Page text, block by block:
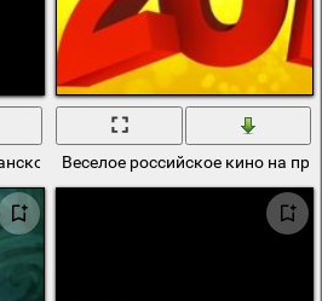
кино
Веселое российское кино на